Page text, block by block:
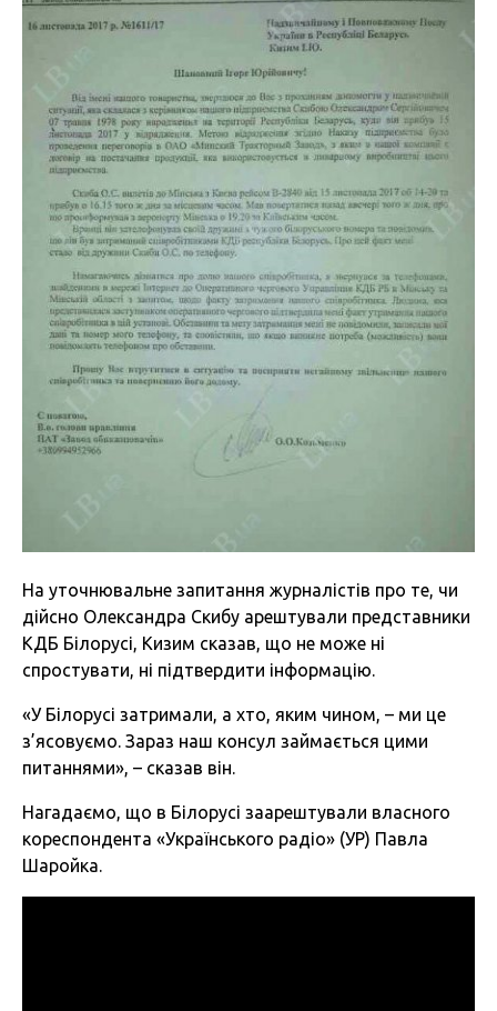
На уточнювальне запитання журналістів про те, чи
дійсно Олександра Скибу арештували представники
КДБ Білорусі, Кизим сказав, що не може ні
спростувати, ні підтвердити інформацію.
«У Білорусі затримали, а хто, яким чином, – ми це
з’ясовуємо. Зараз наш консул займається цими
питаннями», – сказав він.
Нагадаємо, що в Білорусі заарештували власного
кореспондента «Українського радіо» (УР) Павла
Шаройка.